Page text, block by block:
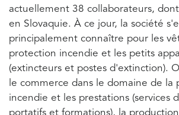
actuellement 38 collaborateurs,
en Slovaquie. À ce jour, la société
principalement connaître pour les
protection incendie et les petits
(extincteurs et postes d'extinction).
le commerce dans le domaine de la
incendie et les prestations (services
portatifs et formations), la